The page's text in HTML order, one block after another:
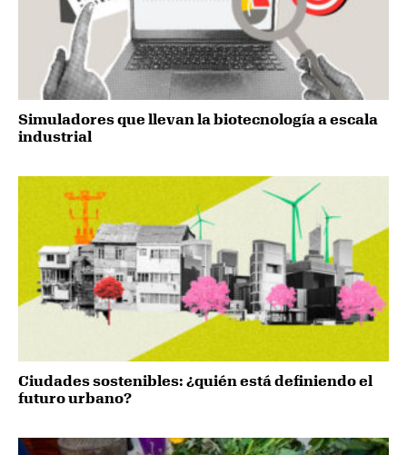
Simuladores que llevan la biotecnología a escala
industrial
Ciudades sostenibles: ¿quién está definiendo el
futuro urbano?